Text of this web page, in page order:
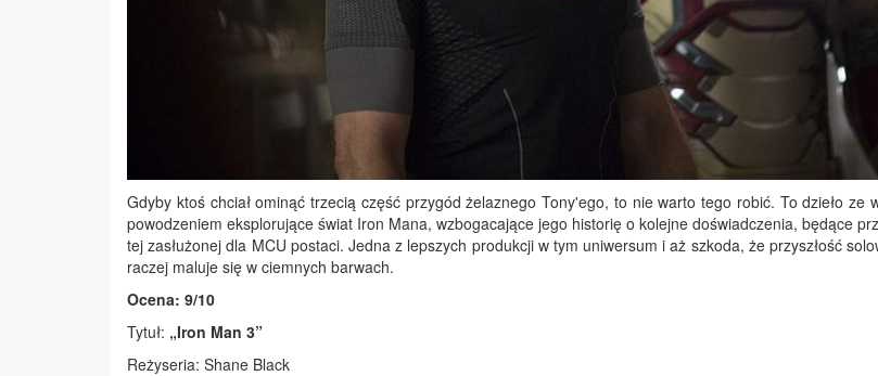
Gdyby ktoś chciał ominąć trzecią część przygód żelaznego Tony'ego, to nie warto tego robić. To dzieło ze
powodzeniem eksplorujące świat Iron Mana, wzbogacające jego historię o kolejne doświadczenia, będące
tej zasłużonej dla MCU postaci. Jedna z lepszych produkcji w tym uniwersum i aż szkoda, że przyszłość
raczej maluje się w ciemnych barwach.
Ocena: 9/10
Tytuł: „Iron Man 3”
Reżyseria: Shane Black